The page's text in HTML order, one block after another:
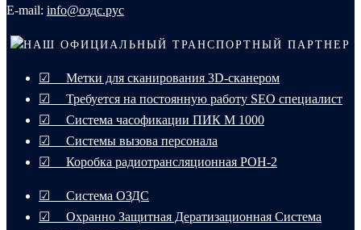
E-mail: info@оздс.рус
НАШ ОФИЦИАЛЬНЫЙ ТРАНСПОРТНЫЙ ПАРТНЕР
☑ Метки для сканирования 3D-сканером
☑ Требуется на постоянную работу SEO специалист
☑ Система часофикации ПИК М 1000
☑ Системы вызова персонала
☑ Коробка радиотрансляционная РОН-2
☑ Система ОЗДС
☑ Охранно Защитная Дератизационная Система